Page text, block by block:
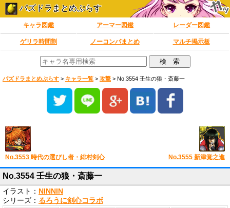
パズドラまとめぷらす
キャラ図鑑 アーマー図鑑 レーダー図鑑
ゲリラ時間割 ノーコンパまとめ マルチ掲示板
パズドラまとめぷらす > キャラ一覧 > 攻撃 > No.3554 壬生の狼・斎藤一
No.3553 時代の選びし者・緋村剣心 No.3555 新津覚之進
No.3554 壬生の狼・斎藤一
イラスト： NINNIN
シリーズ： るろうに剣心コラボ